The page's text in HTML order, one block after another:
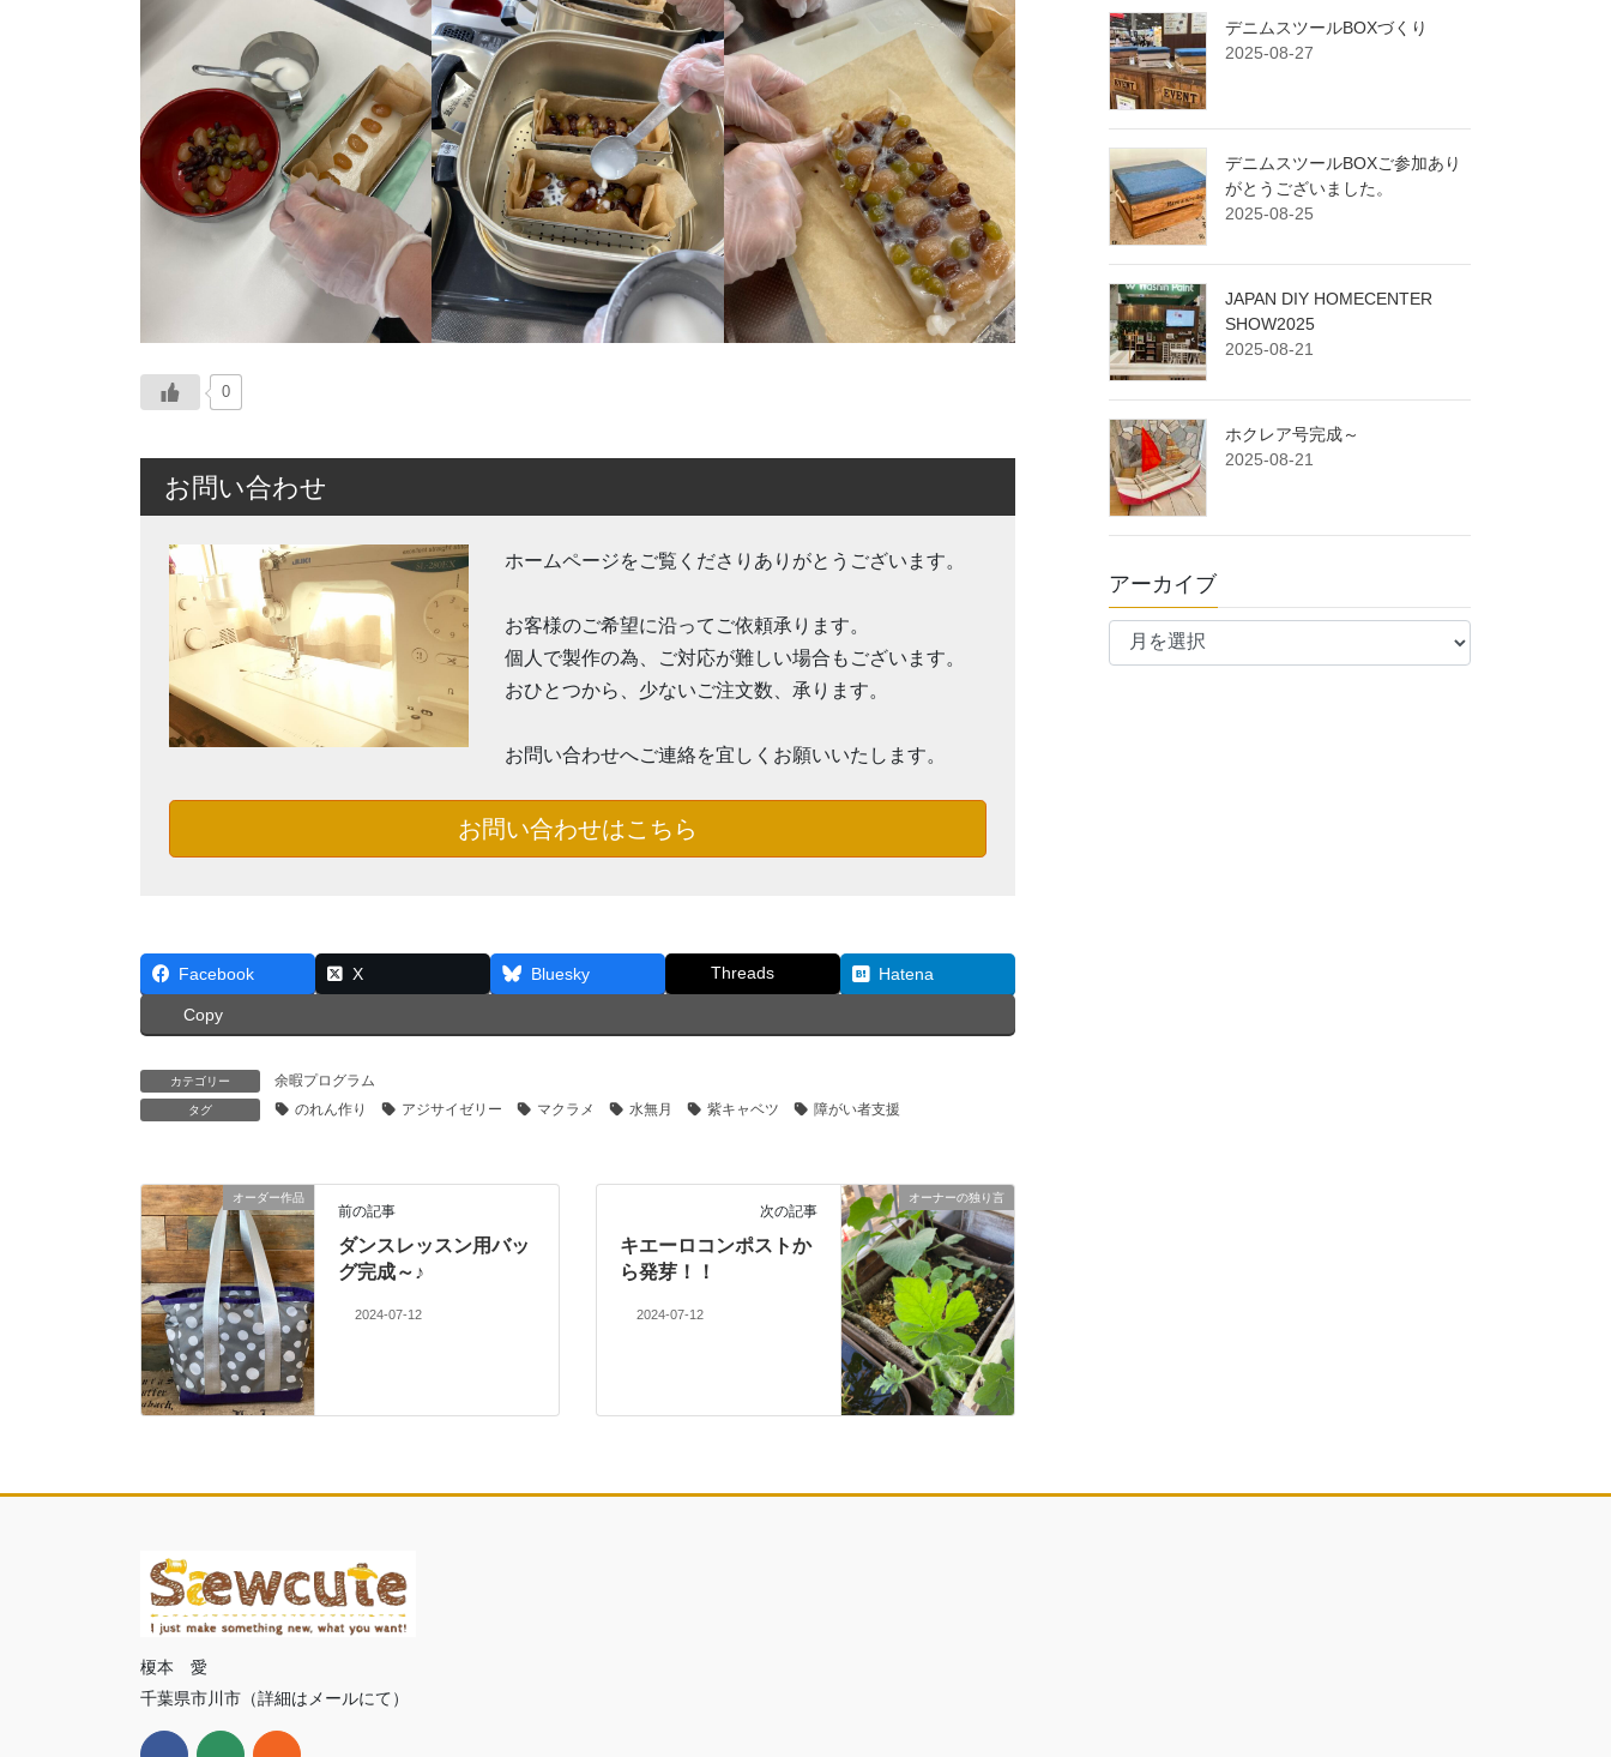
0
お問い合わせ
ホームページをご覧くださりありがとうございます。
お客様のご希望に沿ってご依頼承ります。
個人で製作の為、ご対応が難しい場合もございます。
おひとつから、少ないご注文数、承ります。
お問い合わせへご連絡を宜しくお願いいたします。
お問い合わせはこちら
Facebook X Bluesky Threads Hatena
Copy
カテゴリー 余暇プログラム
タグ のれん作り アジサイゼリー マクラメ 水無月 紫キャベツ 障がい者支援
オーダー作品
前の記事
ダンスレッスン用バッ
グ完成～♪
2024-07-12
オーナーの独り言
次の記事
キエーロコンポストか
ら発芽！！
2024-07-12
デニムスツールBOXづくり
2025-08-27
デニムスツールBOXご参加あり
がとうございました。
2025-08-25
JAPAN DIY HOMECENTER
SHOW2025
2025-08-21
ホクレア号完成～
2025-08-21
アーカイブ
ア
榎本 愛
千葉県市川市（詳細はメールにて）